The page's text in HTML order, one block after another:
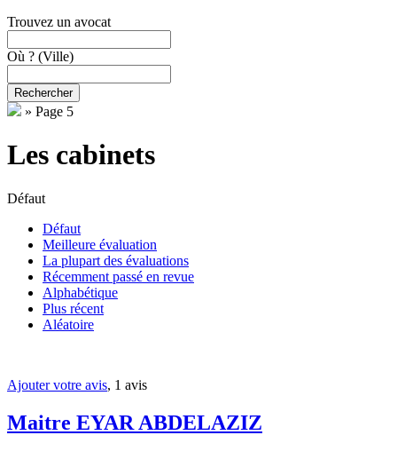
Trouvez un avocat
Où ? (Ville)
Rechercher
» Page 5
Les cabinets
Défaut
Défaut
Meilleure évaluation
La plupart des évaluations
Récemment passé en revue
Alphabétique
Plus récent
Aléatoire
Ajouter votre avis, 1 avis
Maitre EYAR ABDELAZIZ